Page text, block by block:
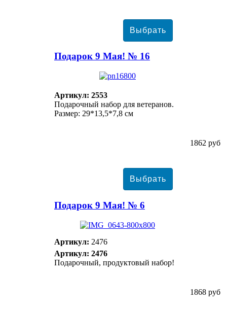
Подарок 9 Мая! № 16
Артикул: 2553
Подарочный набор для ветеранов.
Размер: 29*13,5*7,8 см
1862 руб
Подарок 9 Мая! № 6
Артикул: 2476
Артикул: 2476
Подарочный, продуктовый набор!
1868 руб